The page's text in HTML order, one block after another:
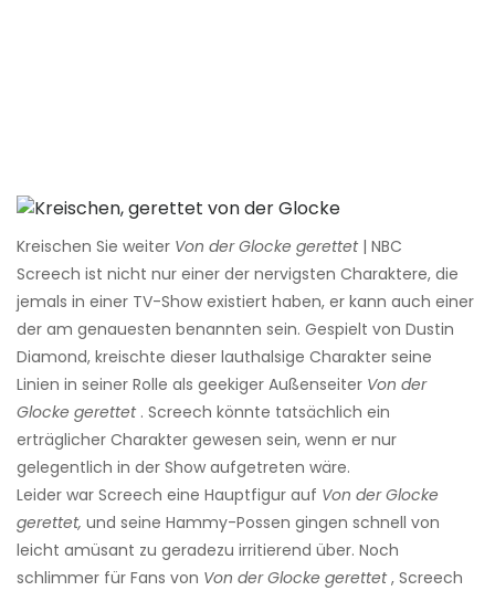
Kreischen Sie weiter Von der Glocke gerettet| NBC
Screech ist nicht nur einer der nervigsten Charaktere, die
jemals in einer TV-Show existiert haben, er kann auch einer
der am genauesten benannten sein. Gespielt von Dustin
Diamond, kreischte dieser lauthalsige Charakter seine
Linien in seiner Rolle als geekiger Außenseiter Von der
Glocke gerettet. Screech könnte tatsächlich ein
erträglicher Charakter gewesen sein, wenn er nur
gelegentlich in der Show aufgetreten wäre.
Leider war Screech eine Hauptfigur auf Von der Glocke
gerettet, und seine Hammy-Possen gingen schnell von
leicht amüsant zu geradezu irritierend über. Noch
schlimmer für Fans von Von der Glocke gerettet, Screech